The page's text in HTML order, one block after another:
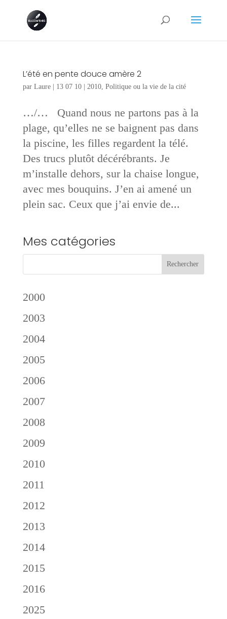
L’été en pente douce amère 2
par Laure| 13 07 10| 2010, Politique ou la vie de la cité
…/… Quand nous ne partons pas à la
plage, qu’elles ne se baignent pas dans
la piscine, les filles regardent la télé.
Des trucs plutôt décérébrants. Je
m’installe dehors, sur la chaise longue,
avec mes bouquins. J’en ai amené un
plein sac. Ceux que j’ai envie de...
Mes catégories
2000
2003
2004
2005
2006
2007
2008
2009
2010
2011
2012
2013
2014
2015
2016
2025